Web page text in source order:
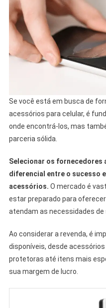
Se você está em busca de
acessórios para celular, é
onde encontrá-los, mas
parceria sólida.
Selecionar os fornecedores
diferencial entre o sucesso
acessórios. O mercado é
estar preparado para
atendam as necessidades de
Ao considerar a revenda, é
disponíveis, desde
protetoras até itens mais
sua margem de lucro.